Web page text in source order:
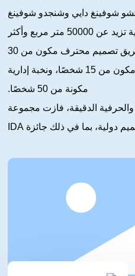
شوفينغ دايي وشنجدو شوفينغ
للتغليف، بمساحة إنتاج إجمالية تزيد عن 50000 متر مربع وأكثر
من 500 موظف، بما في ذلك فريق تصميم محترف مكون من 30
شخصًا، وفريق بحث وتطوير مكون من 15 شخصًا، ونخبة إدارية
مكونة من 50 شخصًا.
والحرفية الدقيقة، فازت مجموعة
شوفينغ بأكثر من 30 جائزة تصميم دولية، بما في ذلك جائزة IDA
ألمانيا، وجائزة iF للتصميم، وجائزة G-MARK الذهبية للتصميم في
لتصميم التعبئة والتغليف، وجائزة Pentawards لتصميم التعبئة
لأكثر من 20 شركة مشهورة في مجال المشروبات
وشيجيو، وجوتاي، وشي فنغ.